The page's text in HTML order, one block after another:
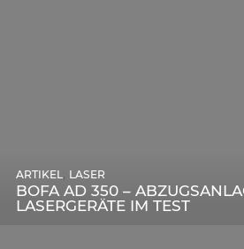
BOFA AD 350 –
LASERGERÄTE IM TEST
ARTIKEL , LASER
DIE BEDEUTENDSTEN
ERFOLGREICHEN
DIGITALEN ÄRA